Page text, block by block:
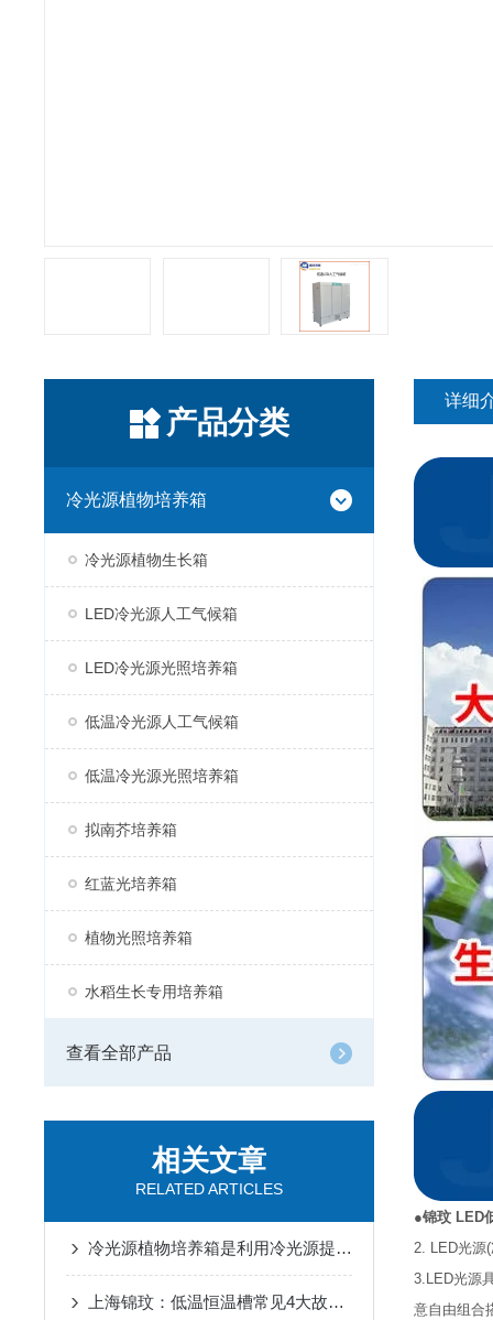
产品分类
冷光源植物培养箱
冷光源植物生长箱
LED冷光源人工气候箱
LED冷光源光照培养箱
低温冷光源人工气候箱
低温冷光源光照培养箱
拟南芥培养箱
红蓝光培养箱
植物光照培养箱
水稻生长专用培养箱
查看全部产品
相关文章
RELATED ARTICLES
冷光源植物培养箱是利用冷光源提供光照的设备
上海锦玟：低温恒温槽常见4大故障解答
详细
●锦玟 LED
2. LED光源
3.LED光源
意自由组合